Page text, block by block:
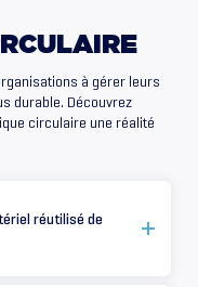
à gérer leurs
durable. Découvrez
circulaire une réalité
réutilisé de